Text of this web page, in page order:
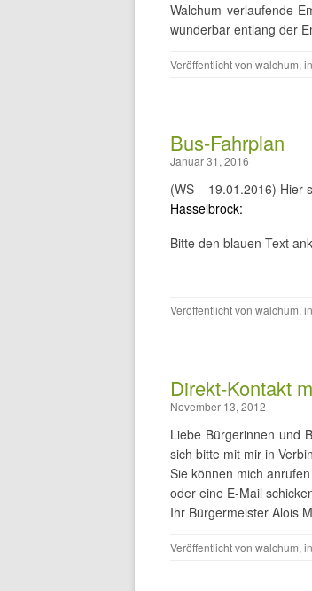
Walchum verlaufende
wunderbar entlang der
Veröffentlicht von walchum, in
Bus-Fahrplan
Januar 31, 2016
(WS – 19.01.2016) Hier
Hasselbrock:
Bitte den blauen Text
Veröffentlicht von walchum, in
Direkt-Kontakt
November 13, 2012
Liebe Bürgerinnen und
sich bitte mit mir in
Sie können mich
oder eine E-Mail
Ihr Bürgermeister Alois
Veröffentlicht von walchum, in